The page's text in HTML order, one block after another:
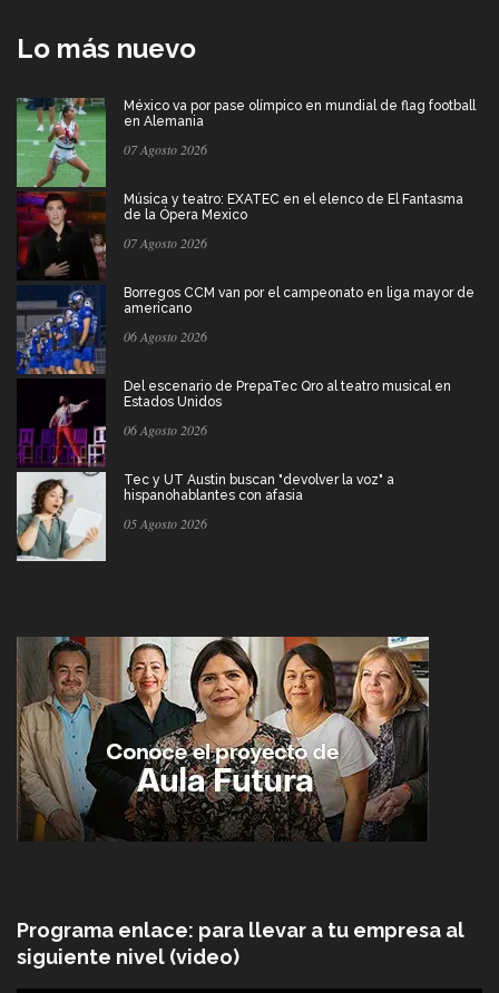
Lo más nuevo
México va por pase olímpico en mundial de flag football
en Alemania
07 Agosto 2026
Música y teatro: EXATEC en el elenco de El Fantasma
de la Ópera Mexico
07 Agosto 2026
Borregos CCM van por el campeonato en liga mayor de
americano
06 Agosto 2026
Del escenario de PrepaTec Qro al teatro musical en
Estados Unidos
06 Agosto 2026
Tec y UT Austin buscan "devolver la voz" a
hispanohablantes con afasia
05 Agosto 2026
Programa enlace: para llevar a tu empresa al
siguiente nivel (video)